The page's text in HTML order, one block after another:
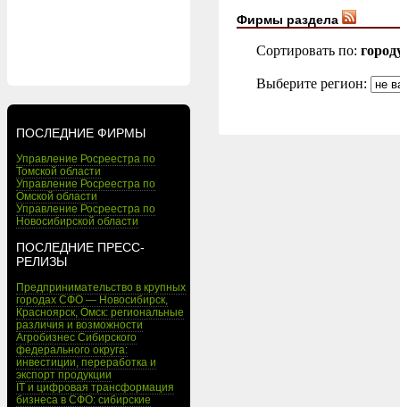
ПОСЛЕДНИЕ ФИРМЫ
Управление Росреестра по
Томской области
Управление Росреестра по
Омской области
Управление Росреестра по
Новосибирской области
ПОСЛЕДНИЕ ПРЕСС-
РЕЛИЗЫ
Предпринимательство в крупных
городах СФО — Новосибирск,
Красноярск, Омск: региональные
различия и возможности
Агробизнес Сибирского
федерального округа:
инвестиции, переработка и
экспорт продукции
IT и цифровая трансформация
бизнеса в СФО: сибирские
Фирмы раздела
Сортировать по:
Выберите регион: